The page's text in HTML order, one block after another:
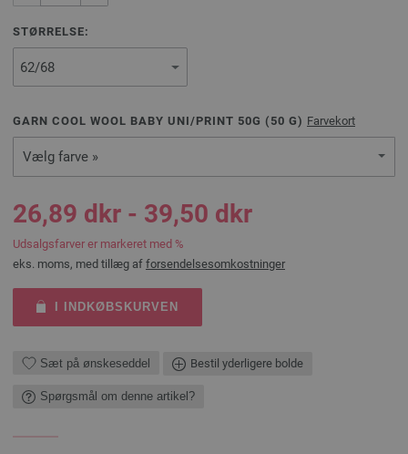
STØRRELSE:
GARN COOL WOOL BABY UNI/PRINT 50G ( 50 G) Farvekort
Vælg farve »
26,89 dkr - 39,50 dkr
Udsalgsfarver er markeret med %
eks. moms, med tillæg af forsendelsesomkostninger
I INDKØBSKURVEN
Sæt på ønskeseddel Bestil yderligere bolde
Spørgsmål om denne artikel?